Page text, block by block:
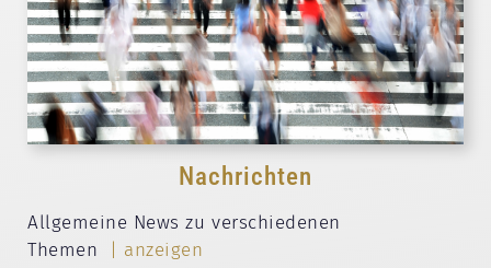
Nachrichten
Allgemeine News zu verschiedenen
Themen
| anzeigen